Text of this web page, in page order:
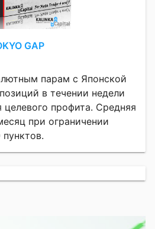
GAP
парам с Японской
в течении недели
профита. Средняя
при ограничении